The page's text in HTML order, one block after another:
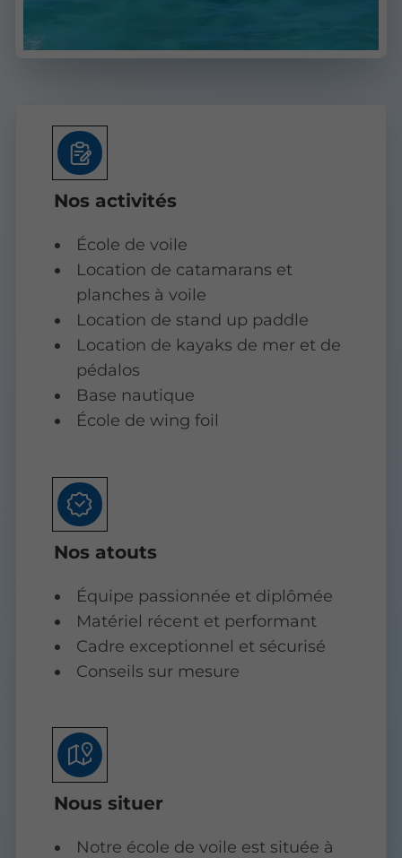
Nos activités
École de voile
Location de catamarans et
planches à voile
Location de stand up paddle
Location de kayaks de mer et de
pédalos
Base nautique
École de wing foil
Nos atouts
Équipe passionnée et diplômée
Matériel récent et performant
Cadre exceptionnel et sécurisé
Conseils sur mesure
Nous situer
Notre école de voile est située à